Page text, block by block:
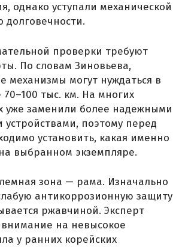
однако уступали механической
долговечности.
проверки требуют
По словам Зиновьева,
механизмы могут нуждаться в
тыс. км. На многих
уже заменили более надежными
устройствами, поэтому перед
установить, какая именно
выбранном экземпляре.
зона — рама. Изначально
антикоррозионную защиту
ржавчиной. Эксперт
на невысокое
у ранних корейских